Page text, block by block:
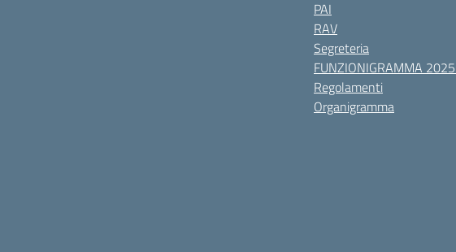
PAI
RAV
Segreteria
FUNZIONIGRAMMA
Regolamenti
Organigramma